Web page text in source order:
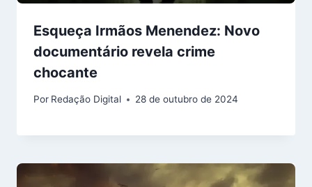
Esqueça Irmãos Menendez: Novo
documentário revela crime
chocante
Por Redação Digital 28 de outubro de 2024